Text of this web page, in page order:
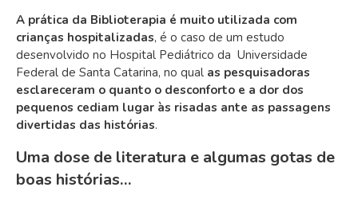
A prática da Biblioterapia é muito utilizada com
crianças hospitalizadas, é o caso de um estudo
desenvolvido no Hospital Pediátrico da Universidade
Federal de Santa Catarina, no qual as pesquisadoras
esclareceram o quanto o desconforto e a dor dos
pequenos cediam lugar às risadas ante as passagens
divertidas das histórias.
Uma dose de literatura e algumas gotas de
boas histórias…